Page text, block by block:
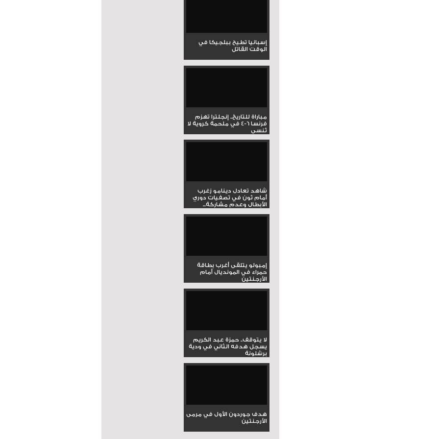
إسبانيا تطيح ببلجيكا في
الوقت القاتل
مباراة للتاريخ.. إنجلترا تهزم
فرنسا 6-4 في ملحمة كروية لا
تُنسى
شاهد تعادل دينامو زغرب
أمام ثون في تصفيات دوري
الأبطال وعدم مشاركة...
إمبولو يتلقى أغرب بطاقة
حمراء في المونديال أمام
الأرجنتين
لا يتوقف.. حمزة عبد الكريم
يسجل هدفه الثاني في ودية
برشلونة
هدف جوردون الأول في مرمى
الأرجنتين